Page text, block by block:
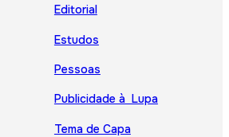
Editorial
Estudos
Pessoas
Publicidade à Lupa
Tema de Capa